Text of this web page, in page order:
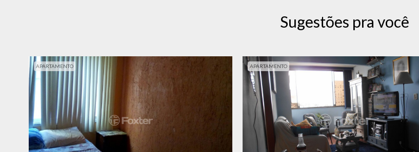
Sugestões pra você
APARTAMENTO APARTAMENTO